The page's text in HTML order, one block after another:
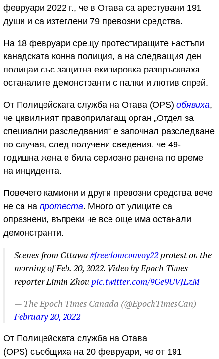
февруари 2022 г., че в Отава са арестувани 191
души и са изтеглени 79 превозни средства.
На 18 февруари срещу протестиращите настъпи
канадската конна полиция, а на следващия ден
полицаи със защитна екипировка разпръскваха
останалите демонстранти с палки и лютив спрей.
От Полицейската служба на Отава (OPS) обявиха,
че цивилният правоприлагащ орган „Отдел за
специални разследвания“ е започнал разследване
по случая, след получени сведения, че 49-
годишна жена е била сериозно ранена по време
на инцидента.
Повечето камиони и други превозни средства вече
не са на протеста. Много от улиците са
опразнени, въпреки че все още има останали
демонстранти.
Scenes from Ottawa #freedomconvoy22protest on the
morning of Feb. 20, 2022. Video by Epoch Times
reporter Limin Zhou pic.twitter.com/9Ge9UVJLzM
— The Epoch Times Canada (@EpochTimesCan)
February 20, 2022
От Полицейската служба на Отава
(OPS) съобщиха на 20 февруари, че от 191